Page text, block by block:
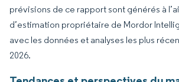
prévisions de ce rapport sont générés à
d’estimation propriétaire de Mordor
avec les données et analyses les plus
2026.